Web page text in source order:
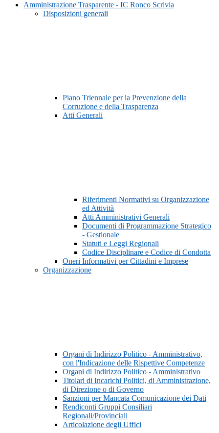
Amministrazione Trasparente - IC Ronco Scrivia
Disposizioni generali
Piano Triennale per la Prevenzione della
Corruzione e della Trasparenza
Atti Generali
Riferimenti Normativi su Organizzazione
ed Attività
Atti Amministrativi Generali
Documenti di Programmazione Strategico
- Gestionale
Statuti e Leggi Regionali
Codice Disciplinare e Codice di Condotta
Oneri Informativi per Cittadini e Imprese
Organizzazione
Organi di Indirizzo Politico - Amministrativo,
con l'Indicazione delle Rispettive Competenze
Organi di Indirizzo Politico - Amministrativo
Titolari di Incarichi Politici, di Amministrazione,
di Direzione o di Governo
Sanzioni per Mancata Comunicazione dei Dati
Rendiconti Gruppi Consiliari
Regionali/Provinciali
Articolazione degli Uffici